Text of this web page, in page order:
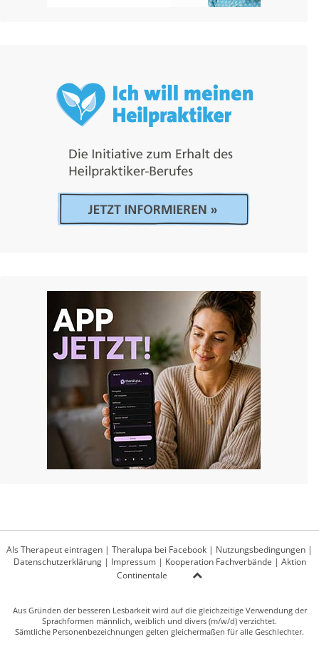
Als Therapeut eintragen | Theralupa bei Facebook | Nutzungsbedingungen |
Datenschutzerklärung| Impressum| Kooperation Fachverbände | Aktion
Continentale
Aus Gründen der besseren Lesbarkeit wird auf die gleichzeitige Verwendung der
Sprachformen männlich, weiblich und divers (m/w/d) verzichtet.
Sämtliche Personenbezeichnungen gelten gleichermaßen für alle Geschlechter.